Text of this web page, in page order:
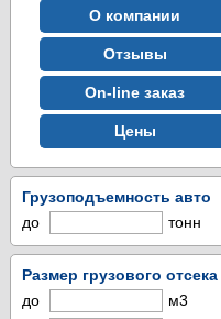
О компании
Отзывы
On-line заказ
Цены
Грузоподъемность авто
до
тонн
Размер грузового отсека
до
м3